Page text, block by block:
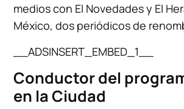
medios con El Novedades y El
México, dos periódicos de
__ADSINSERT_EMBED_1__
Conductor del
en la Ciudad